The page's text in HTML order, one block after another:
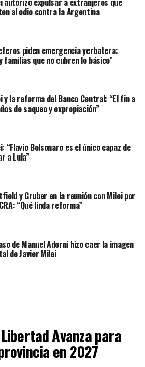
al odio contra la Argentina
piden emergencia yerbatera:
familias que no cubren lo básico”
y la reforma del Banco Central: “El fin a
de saqueo y expropiación”
“Flavio Bolsonaro es el único capaz de
a Lula”
y Gruber en la reunión con Milei por
“Qué linda reforma”
de Manuel Adorni hizo caer la imagen
de Javier Milei
Avanza para
en 2027